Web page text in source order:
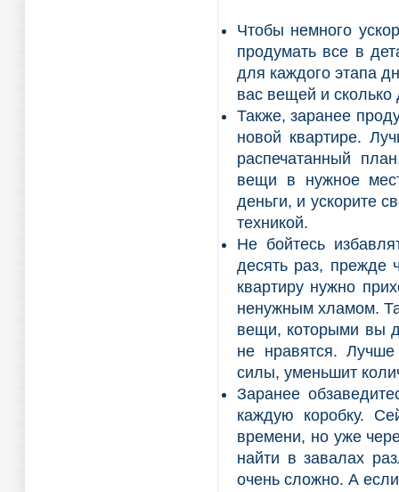
Чтобы немного
продумать все в
для каждого этапа
вас вещей и сколько
Также, заранее
новой квартире.
распечатанный
вещи в нужное
деньги, и ускорите
техникой.
Не бойтесь
десять раз, прежде
квартиру нужно
ненужным хламом.
вещи, которыми вы
не нравятся.
силы, уменьшит
Заранее
каждую коробку.
времени, но уже
найти в завалах
очень сложно. А